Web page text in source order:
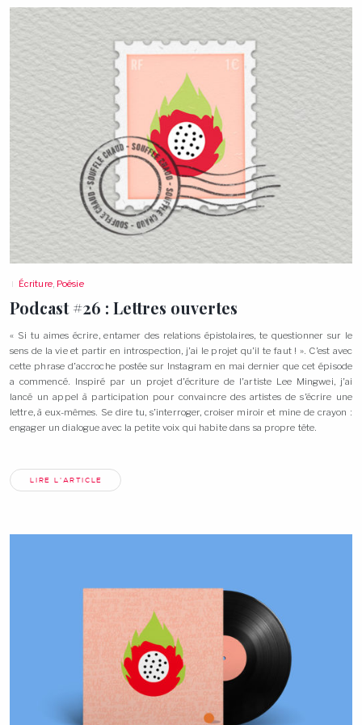
Écriture, Poésie
Podcast #26 : Lettres ouvertes
« Si tu aimes écrire, entamer des relations épistolaires, te questionner sur le
sens de la vie et partir en introspection, j’ai le projet qu’il te faut ! ». C’est avec
cette phrase d’accroche postée sur Instagram en mai dernier que cet épisode
a commencé. Inspiré par un projet d’écriture de l’artiste Lee Mingwei, j’ai
lancé un appel à participation pour convaincre des artistes de s’écrire une
lettre, à eux-mêmes. Se dire tu, s’interroger, croiser miroir et mine de crayon :
engager un dialogue avec la petite voix qui habite dans sa propre tête.
LIRE L'ARTICLE